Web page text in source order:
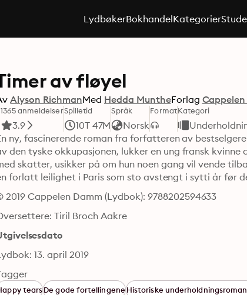
LydbøkerBokhandelKategorier
av fløyel
Alyson RichmanMed Hedda MuntheForlag
1365 anmeldelser
3.9
Spilletid
10T 47M
Språk
Norsk
FormatKategori
ny, fascinerende roman fra forfatteren av
den tyske okkupasjonen, lukker en ung fransk
skatter, usikker på om hun noen gang vil vende
forlatt leilighet i Paris som sto avstengt i sytti år før
2019 Cappelen Damm (Lydbok): 9788202594633
Tiril Broch Aakre
13. april 2019
tearsDe gode fortellingeneHistoriske